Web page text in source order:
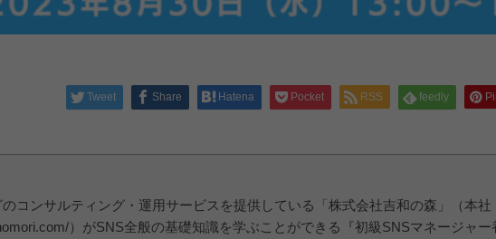
Tweet Share Hatena Pocket RSS feedly
コンサルティング・運用サービスを提供している「株式会社吉和の森」（本
）がSNS全般の基礎知識を学ぶことができる『初級SNSマネージャ